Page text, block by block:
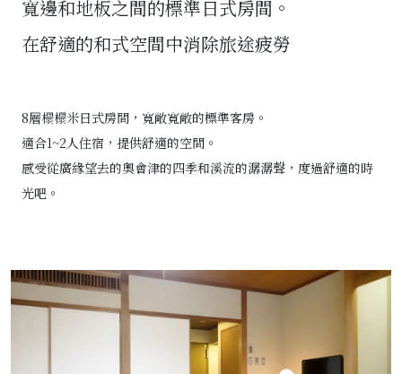
寬邊和地板之間的標準日式房間。
在舒適的和式空間中消除旅途疲勞
8層榻榻米日式房間，寬敞寬敞的標準客房。
適合1~2人住宿，提供舒適的空間。
感受從廣緣望去的奧會津的四季和溪流的潺潺聲，度過舒適的時
光吧。